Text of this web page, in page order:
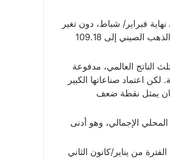
(أونصة) في نهاية فبراير/ شباط، دون تغير
عن مستويات نهاية يناير/ كانون الثاني، وانخفضت قيمة احتياطي الذهب الصيني إلى 109.18
الناتج العالمي، مدفوعة
اعتماد صناعاتها الكبير
كان يمثل نقطة ضعف
ربع الناتج المحلي الإجمالي، وهو أدنى
أساس سنوي في الفترة من يناير/كانون الثاني